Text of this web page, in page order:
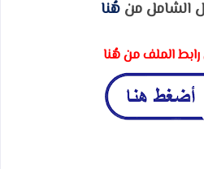
الشامل من هُنا
الملف من هُنا